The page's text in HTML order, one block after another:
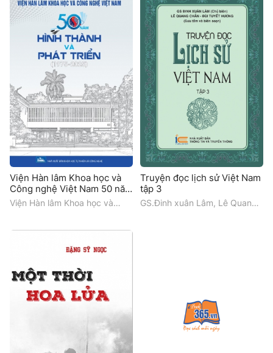
Viện Hàn lâm Khoa học và
Công nghệ Việt Nam 50 năm
hình thành và phát triển
1975 - 2025
Viện Hàn lâm Khoa học và
Truyện đọc lịch sử Việt Nam
tập 3
GS.Đinh xuân Lâm, Lê Quang